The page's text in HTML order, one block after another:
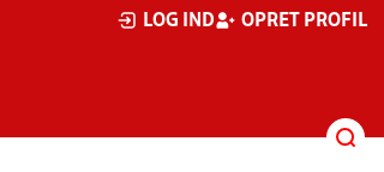
LOG IND OPRET PROFIL